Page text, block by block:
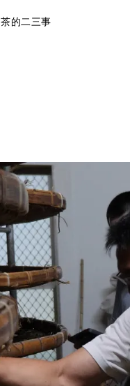
茶的二三事